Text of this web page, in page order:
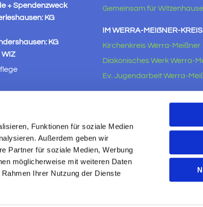
Funktionen für soziale Medien
Außerdem geben wir
Partner für soziale Medien, Werbung
möglicherweise mit weiteren Daten
Ihrer Nutzung der Dienste
+ Spendenzweck
KG
KG
WIZ
Gemeinsam für
IM WERRA-MEIẞNER-KREIS
Kirchenkreis Werra-Meißner
Diakonisches Werk Werra-
Ev. Jugendarbeit Werra-
Datenschutzerklärung